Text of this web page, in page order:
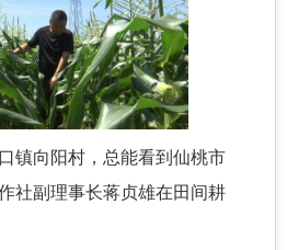
镇向阳村，总能看到仙桃市
社副理事长蒋贞雄在田间耕